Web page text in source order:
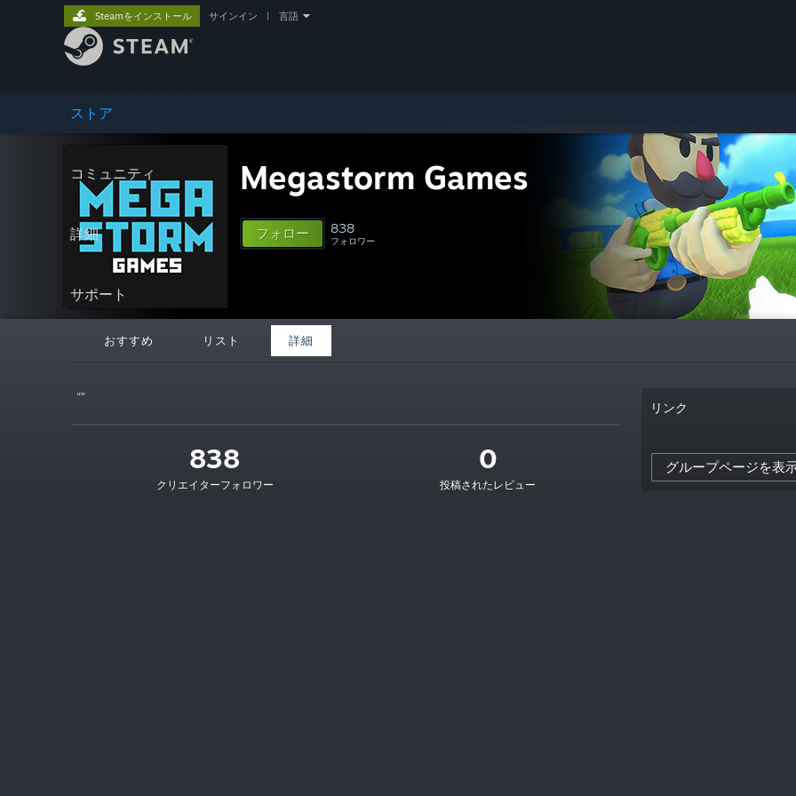
ストア
コミュニティ
詳細
サポート
Steamをインストール サインイン 言語
Megastorm Games
フォロー 838
フォロワー
おすすめ リスト 詳細
“”
838
クリエイターフォロワー
0
投稿されたレビュー
リンク
グループページを表